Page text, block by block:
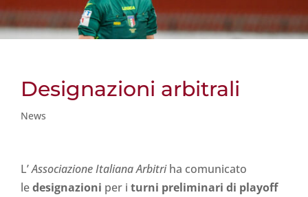
Designazioni arbitrali
News
L’Associazione Italiana Arbitriha comunicato
ledesignazioni per i turni preliminari di playoff